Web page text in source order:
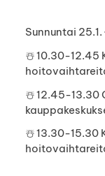
Sunnuntai
☃️ 10.30-12.45
☃️ 12.45-13.30
☃️ 13.30-15.30